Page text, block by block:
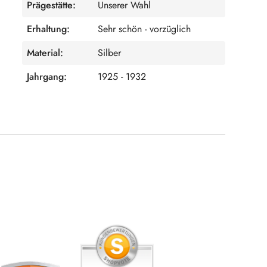
Prägestätte:
Unserer Wahl
Erhaltung:
Sehr schön - vorzüglich
Material:
Silber
Jahrgang:
1925 - 1932